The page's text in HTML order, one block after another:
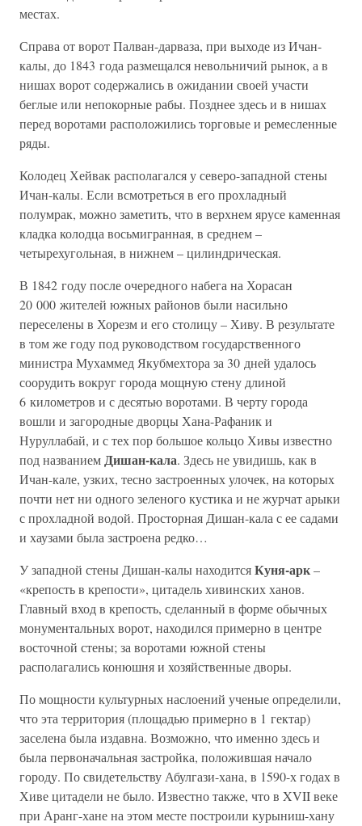
местах.
Справа от ворот Палван-дарваза, при выходе из Ичан-
калы, до 1843 года размещался невольничий рынок, а в
нишах ворот содержались в ожидании своей участи
беглые или непокорные рабы. Позднее здесь и в нишах
перед воротами расположились торговые и ремесленные
ряды.
Колодец Хейвак располагался у северо-западной стены
Ичан-калы. Если всмотреться в его прохладный
полумрак, можно заметить, что в верхнем ярусе каменная
кладка колодца восьмигранная, в среднем –
четырехугольная, в нижнем – цилиндрическая.
В 1842 году после очередного набега на Хорасан
20 000 жителей южных районов были насильно
переселены в Хорезм и его столицу – Хиву. В результате
в том же году под руководством государственного
министра Мухаммед Якубмехтора за 30 дней удалось
соорудить вокруг города мощную стену длиной
6 километров и с десятью воротами. В черту города
вошли и загородные дворцы Хана-Рафаник и
Нуруллабай, и с тех пор большое кольцо Хивы известно
под названиемДишан-кала. Здесь не увидишь, как в
Ичан-кале, узких, тесно застроенных улочек, на которых
почти нет ни одного зеленого кустика и не журчат арыки
с прохладной водой. Просторная Дишан-кала с ее садами
и хаузами была застроена редко…
У западной стены Дишан-калы находитсяКуня-арк–
«крепость в крепости», цитадель хивинских ханов.
Главный вход в крепость, сделанный в форме обычных
монументальных ворот, находился примерно в центре
восточной стены; за воротами южной стены
располагались конюшня и хозяйственные дворы.
По мощности культурных наслоений ученые определили,
что эта территория (площадью примерно в 1 гектар)
заселена была издавна. Возможно, что именно здесь и
была первоначальная застройка, положившая начало
городу. По свидетельству Абулгази-хана, в 1590-х годах в
Хиве цитадели не было. Известно также, что в XVII веке
при Аранг-хане на этом месте построили курыниш-хану